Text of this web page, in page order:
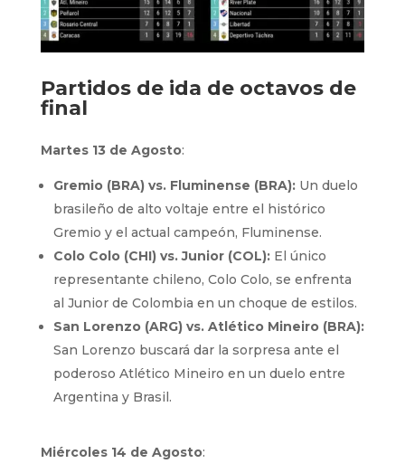
Partidos de ida de octavos de
final
Martes 13 de Agosto:
Gremio (BRA) vs. Fluminense (BRA):Un duelo
brasileño de alto voltaje entre el histórico
Gremio y el actual campeón, Fluminense.
Colo Colo (CHI) vs. Junior (COL):El único
representante chileno, Colo Colo, se enfrenta
al Junior de Colombia en un choque de estilos.
San Lorenzo (ARG) vs. Atlético Mineiro (BRA):
San Lorenzo buscará dar la sorpresa ante el
poderoso Atlético Mineiro en un duelo entre
Argentina y Brasil.
Miércoles 14 de Agosto: